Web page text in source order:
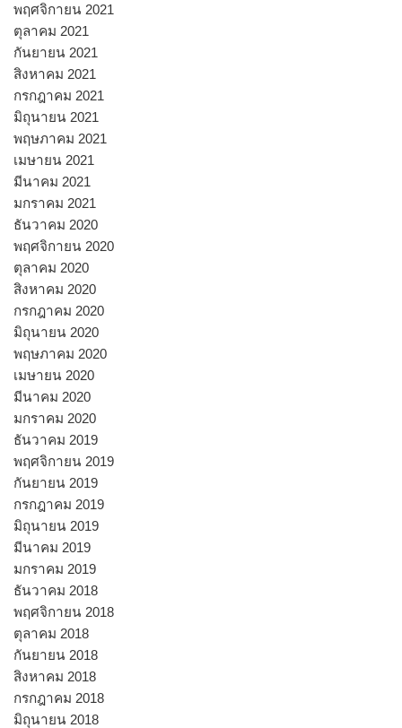
พฤศจิกายน 2021
ตุลาคม 2021
กันยายน 2021
สิงหาคม 2021
กรกฎาคม 2021
มิถุนายน 2021
พฤษภาคม 2021
เมษายน 2021
มีนาคม 2021
มกราคม 2021
ธันวาคม 2020
พฤศจิกายน 2020
ตุลาคม 2020
สิงหาคม 2020
กรกฎาคม 2020
มิถุนายน 2020
พฤษภาคม 2020
เมษายน 2020
มีนาคม 2020
มกราคม 2020
ธันวาคม 2019
พฤศจิกายน 2019
กันยายน 2019
กรกฎาคม 2019
มิถุนายน 2019
มีนาคม 2019
มกราคม 2019
ธันวาคม 2018
พฤศจิกายน 2018
ตุลาคม 2018
กันยายน 2018
สิงหาคม 2018
กรกฎาคม 2018
มิถุนายน 2018